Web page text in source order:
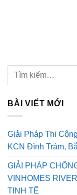
BÀI VIẾT MỚI
Giải Pháp Thi
KCN Đình Trám,
GIẢI PHÁP
VINHOMES
TINH TẾ